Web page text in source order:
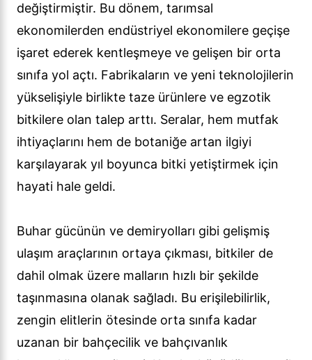
değiştirmiştir. Bu dönem, tarımsal
ekonomilerden endüstriyel ekonomilere geçişe
işaret ederek kentleşmeye ve gelişen bir orta
sınıfa yol açtı. Fabrikaların ve yeni teknolojilerin
yükselişiyle birlikte taze ürünlere ve egzotik
bitkilere olan talep arttı. Seralar, hem mutfak
ihtiyaçlarını hem de botaniğe artan ilgiyi
karşılayarak yıl boyunca bitki yetiştirmek için
hayati hale geldi.
Buhar gücünün ve demiryolları gibi gelişmiş
ulaşım araçlarının ortaya çıkması, bitkiler de
dahil olmak üzere malların hızlı bir şekilde
taşınmasına olanak sağladı. Bu erişilebilirlik,
zengin elitlerin ötesinde orta sınıfa kadar
uzanan bir bahçecilik ve bahçıvanlık